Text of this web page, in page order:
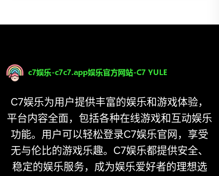
C7娱乐为用户提供丰富的娱乐和游戏体验，
平台内容全面，包括各种在线游戏和互动娱乐
功能。用户可以轻松登录C7娱乐官网，享受
无与伦比的游戏乐趣。C7娱乐都提供安全、
稳定的娱乐服务，成为娱乐爱好者的理想选